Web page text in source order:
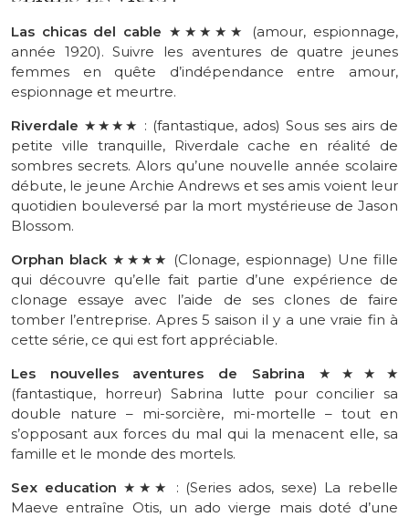
Las chicasdel cable ★★★★★
(amour, espionnage,
année 1920). Suivre les aventures de quatre jeunes
femmes en quête d’indépendance entre amour,
espionnage et meurtre.
Riverdale ★★★★ : (fantastique, ados) Sous ses airs de
petite ville tranquille, Riverdale cache en réalité de
sombres secrets. Alors qu’une nouvelle année scolaire
débute, le jeune Archie Andrews et ses amis voient leur
quotidien bouleversé par la mort mystérieuse de Jason
Blossom.
Orphan black ★★★ ★ (Clonage, espionnage) Une fille
qui découvre qu’elle fait partie d’une expérience de
clonage essaye avec l’aide de ses clones de faire
tomber l’entreprise. Apres5 saison il y a une vraie fin à
cette série, ce qui est fort appréciable.
Les nouvelles aventures de Sabrina
★★★★
(fantastique, horreur) Sabrina lutte pour concilier sa
double nature – mi-sorcière, mi-mortelle – tout en
s’opposant aux forces du mal qui la menacent elle, sa
famille et le monde des mortels.
Sex education ★★★ : (Series ados, sexe) La rebelle
Maeve entraîne Otis, un ado vierge mais doté d’une